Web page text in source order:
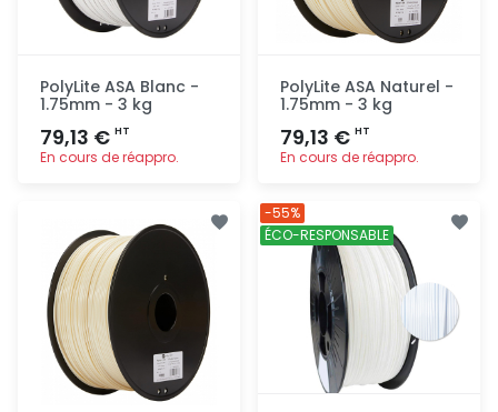
PolyLite ASA Blanc -
1.75mm - 3 kg
79,13 € HT
En cours de réappro.
rapide
PolyLite ASA Naturel -
1.75mm - 3 kg
79,13 € HT
En cours de réappro.
rapide
-55%
ÉCO-RESPONSABLE